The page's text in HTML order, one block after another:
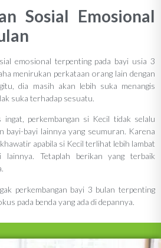
Sosial Emosional
emosional terpenting pada bayi usia 3
menirukan perkataan orang lain dengan
dia masih akan lebih suka menangis
suka terhadap sesuatu.
perkembangan si Kecil tidak selalu
bayi-bayi lainnya yang seumuran. Karena
apabila si Kecil terlihat lebih lambat
lainnya. Tetaplah berikan yang terbaik
perkembangan bayi 3 bulan terpenting
pada benda yang ada di depannya.